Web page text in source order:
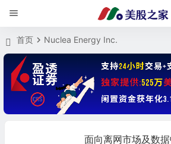
首页 Nuclea Energy Inc.
面向离网市场及数